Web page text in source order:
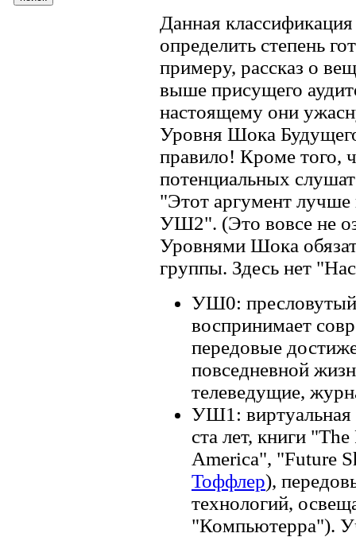
Данная
определить степень
примеру, рассказ о
выше присущего
настоящему они
Уровня Шока
правило! Кроме того,
потенциальных
"Этот аргумент
УШ2". (Это вовсе не
Уровнями Шока
группы. Здесь нет
УШ0:
воспринимает
передовые
повседневной
телеведущие,
УШ1: виртуальная
ста лет, книги
America", "Future
Тоффлер),
технологий,
"Компьютерра").